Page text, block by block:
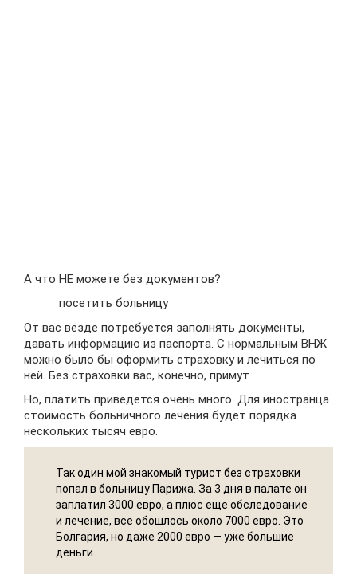
А что НЕ можете без документов?
посетить больницу
От вас везде потребуется заполнять документы,
давать информацию из паспорта. С нормальным ВНЖ
можно было бы оформить страховку и лечиться по
ней. Без страховки вас, конечно, примут.
Но, платить приведется очень много. Для иностранца
стоимость больничного лечения будет порядка
нескольких тысяч евро.
Так один мой знакомый турист без страховки
попал в больницу Парижа. За 3 дня в палате он
заплатил 3000 евро, а плюс еще обследование
и лечение, все обошлось около 7000 евро. Это
Болгария, но даже 2000 евро — уже большие
деньги.